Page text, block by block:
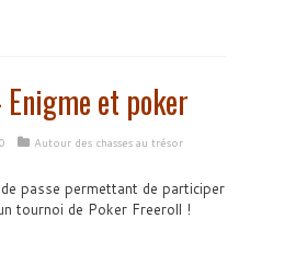
et poker
Autour des chasses au trésor
passe permettant de participer
tournoi de Poker Freeroll !